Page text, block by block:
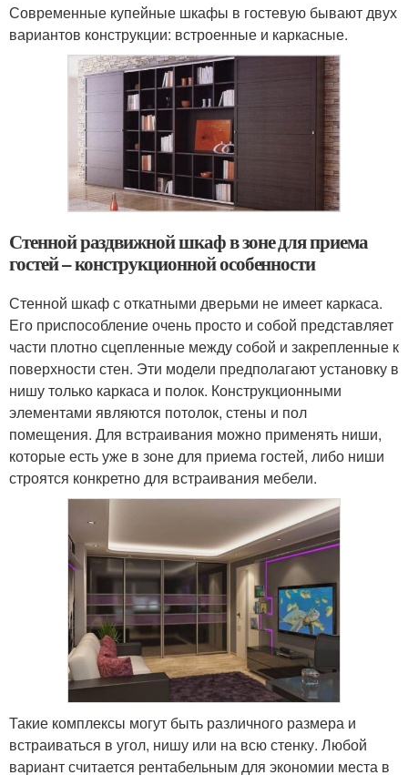
Современные купейные шкафы в гостевую бывают двух
вариантов конструкции: встроенные и каркасные.
Стенной раздвижной шкаф в зоне для приема
гостей – конструкционной особенности
Стенной шкаф с откатными дверьми не имеет каркаса.
Его приспособление очень просто и собой представляет
части плотно сцепленные между собой и закрепленные к
поверхности стен. Эти модели предполагают установку в
нишу только каркаса и полок. Конструкционными
элементами являются потолок, стены и пол
помещения. Для встраивания можно применять ниши,
которые есть уже в зоне для приема гостей, либо ниши
строятся конкретно для встраивания мебели.
Такие комплексы могут быть различного размера и
встраиваться в угол, нишу или на всю стенку. Любой
вариант считается рентабельным для экономии места в